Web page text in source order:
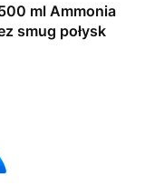
ml Ammonia
smug połysk